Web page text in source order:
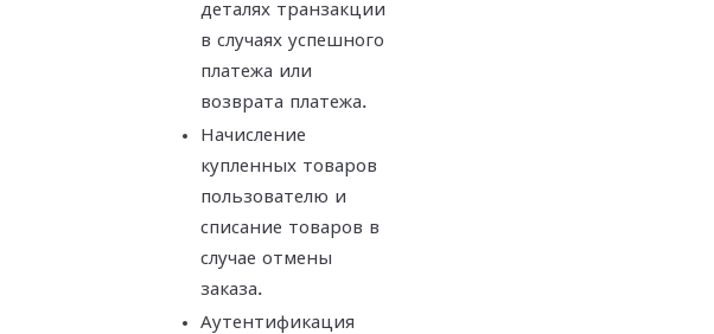
деталях транзакции
в случаях успешного
платежа или
возврата платежа.
Начисление
купленных товаров
пользователю и
списание товаров в
случае отмены
заказа.
Аутентификация